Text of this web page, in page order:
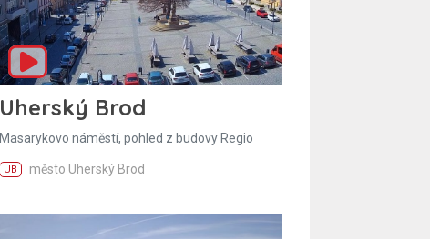
Uherský Brod
Masarykovo náměstí, pohled z budovy Regio
UB město Uherský Brod